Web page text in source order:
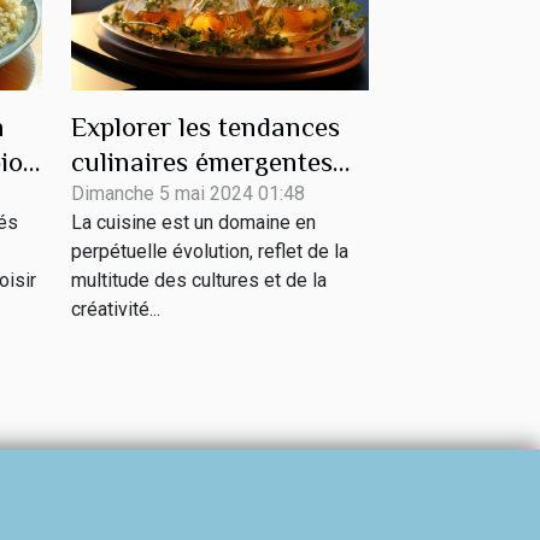
Explorer les tendances
culinaires émergentes
dans les capitales
européennes
Dimanche 5 mai 2024 01:48
La cuisine est un domaine en
perpétuelle évolution, reflet de la
multitude des cultures et de la
créativité...